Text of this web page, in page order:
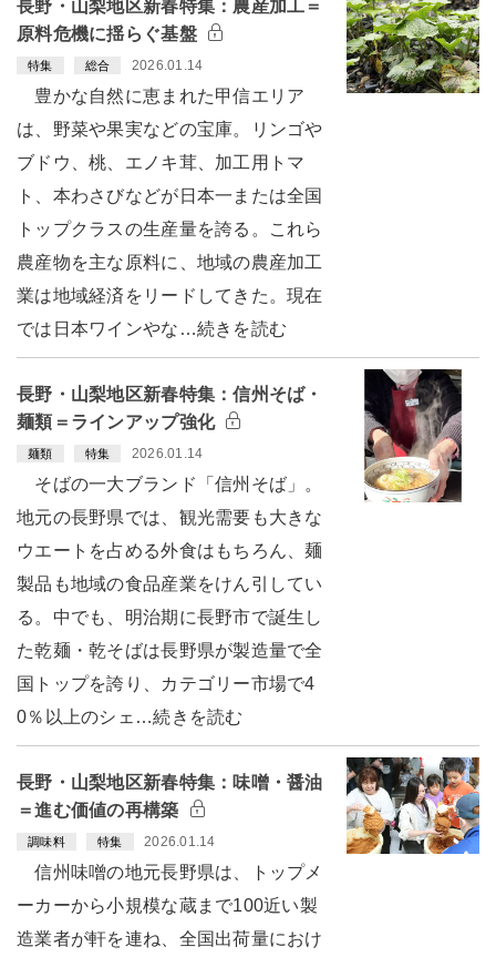
長野・山梨地区新春特集：農産加工＝
原料危機に揺らぐ基盤
特集 総合 2026.01.14
豊かな自然に恵まれた甲信エリア
は、野菜や果実などの宝庫。リンゴや
ブドウ、桃、エノキ茸、加工用トマ
ト、本わさびなどが日本一または全国
トップクラスの生産量を誇る。これら
農産物を主な原料に、地域の農産加工
業は地域経済をリードしてきた。現在
では日本ワインやな…続きを読む
長野・山梨地区新春特集：信州そば・
麺類＝ラインアップ強化
麺類 特集 2026.01.14
そばの一大ブランド「信州そば」。
地元の長野県では、観光需要も大きな
ウエートを占める外食はもちろん、麺
製品も地域の食品産業をけん引してい
る。中でも、明治期に長野市で誕生し
た乾麺・乾そばは長野県が製造量で全
国トップを誇り、カテゴリー市場で4
0％以上のシェ…続きを読む
長野・山梨地区新春特集：味噌・醤油
＝進む価値の再構築
調味料 特集 2026.01.14
信州味噌の地元長野県は、トップメ
ーカーから小規模な蔵まで100近い製
造業者が軒を連ね、全国出荷量におけ